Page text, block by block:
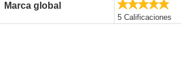
Marca global
5 Calificaciones